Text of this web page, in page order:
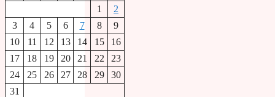
1
2
3
4 5 6 7 8
9
10
11 12 13 14 15
16
17
18 19 20 21 22
23
24
25 26 27 28 29
30
31